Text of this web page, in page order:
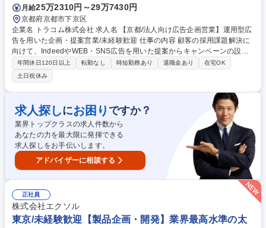
月給25万2310円～29万7430円
京都府京都市下京区
企業名 トラコム株式会社 求人名 【京都/法人向け広告企画営業】運用型広
告を用いた企画・提案営業/未経験歓迎 仕事の内容 顧客の採用課題解決に
向けて、IndeedやWEB・SNS広告を用いた提案からキャンペーンの設
定・運用・最適化までお任せ！入社後は一人一人に育成担当がつき手厚く
サポートしますのでご安心ください。 ・新規・既存顧客へのアプローチ→
企業様との商談（求人ニーズや採用課題のヒアリング→ターゲット選定や
戦略立案/提案）→取材や原稿制作の発注→WEB/SNS広告等の設定・運
用・効果分析を踏まえた改善提案 など ・企画提案から運用・分析までPD
CAを回す中で、営業スキルと広告運用スキルの双方を高められるお仕
事！ ※新規営業：電話営業は1時間当たり10件程が目安（とにかく数をこ
なすものではございません） 募集職種 【京都/法人向け広告企画営業】運
用型広告を用いた企画・提案営業/未経験歓迎
年間休日120日以上 転勤なし 時短勤務あり 退職金あり
在宅OK
土日祝休み
求人探しにお困り ですか？
業界トップクラスの求人件数から
あなたの力を最大限に発揮できる
求人探しをお手伝いします。
アドバイザーに相談する
正社員
株式会社エクソル
東京/未経験歓迎【製品企画・開発】業界最高水準の太